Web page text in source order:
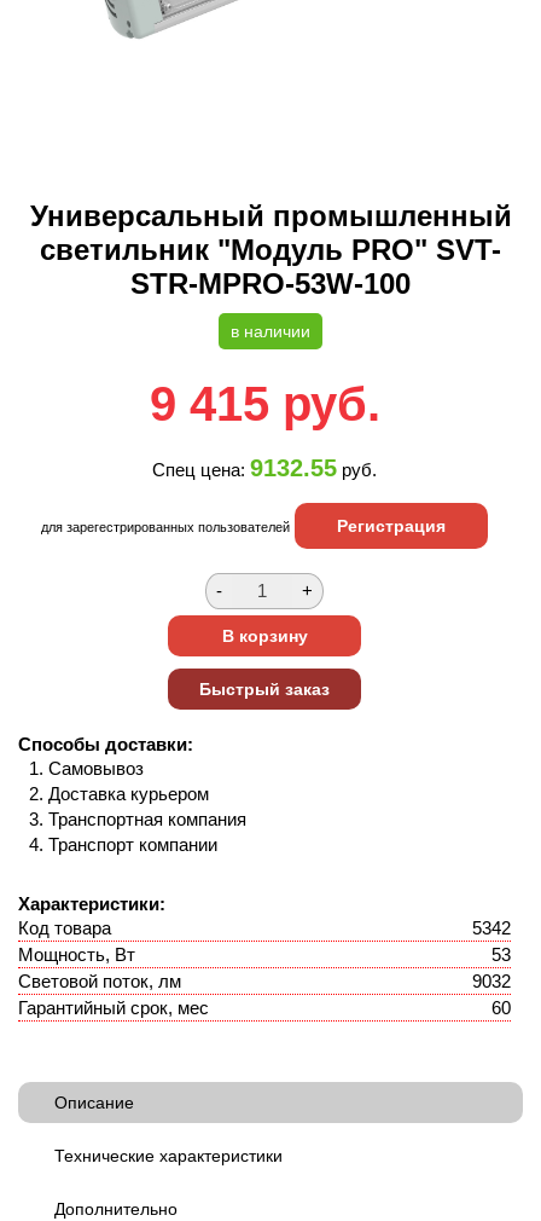
Универсальный промышленный
светильник "Модуль PRO" SVT-
STR-MPRO-53W-100
в наличии
9 415 руб.
Спец цена: 9132.55 руб.
для зарегестрированных пользователей Регистрация
Способы доставки:
Самовывоз
Доставка курьером
Транспортная компания
Транспорт компании
Характеристики:
Код товара
5342
Мощность, Вт
53
Световой поток, лм
9032
Гарантийный срок, мес
60
Описание
Технические характеристики
Дополнительно